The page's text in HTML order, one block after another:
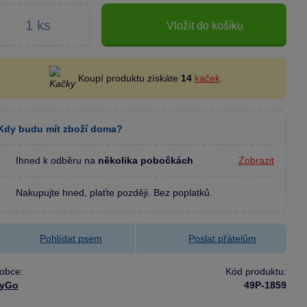
Vložit do košíku
Koupí produktu získáte 14 kaček.
budu mít zboží doma?
Ihned k odběru na několika pobočkách Zobrazit
Nakupujte hned, plaťte později. Bez poplatků.
Pohlídat psem Poslat přátelům
Kód produktu:
49P-1859